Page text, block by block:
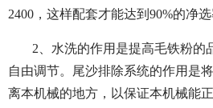
2400，这样配套才能达到90%的净选
2、水洗的作用是提高毛铁粉的
自由调节。尾沙排除系统的作用是
离本机械的地方，以保证本机械能